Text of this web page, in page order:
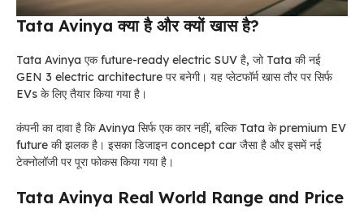
Tata Avinya क्या है और क्यों खास है?
Tata Avinya एक future-ready electric SUV है, जो Tata की नई
GEN 3 electric architecture पर बनेगी। यह प्लेटफॉर्म खास तौर पर सिर्फ
EVs के लिए तैयार किया गया है।
कंपनी का दावा है कि Avinya सिर्फ एक कार नहीं, बल्कि Tata के premium EV
future की झलक है। इसका डिजाइन concept car जैसा है और इसमें नई
टेक्नोलॉजी पर पूरा फोकस किया गया है।
Tata Avinya Real World Range and Price